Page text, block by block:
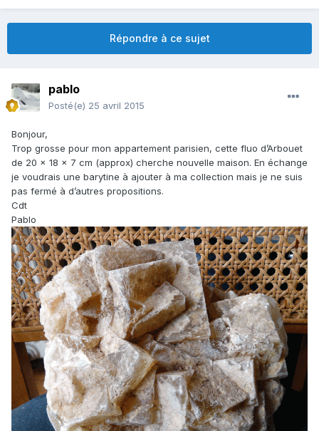
Répondre à ce sujet
pablo
Posté(e) 25 avril 2015
Bonjour,
Trop grosse pour mon appartement parisien, cette fluo d’Arbouet
de 20 x 18 x 7 cm (approx) cherche nouvelle maison. En échange
je voudrais une barytine à ajouter à ma collection mais je ne suis
pas fermé à d’autres propositions.
Cdt
Pablo